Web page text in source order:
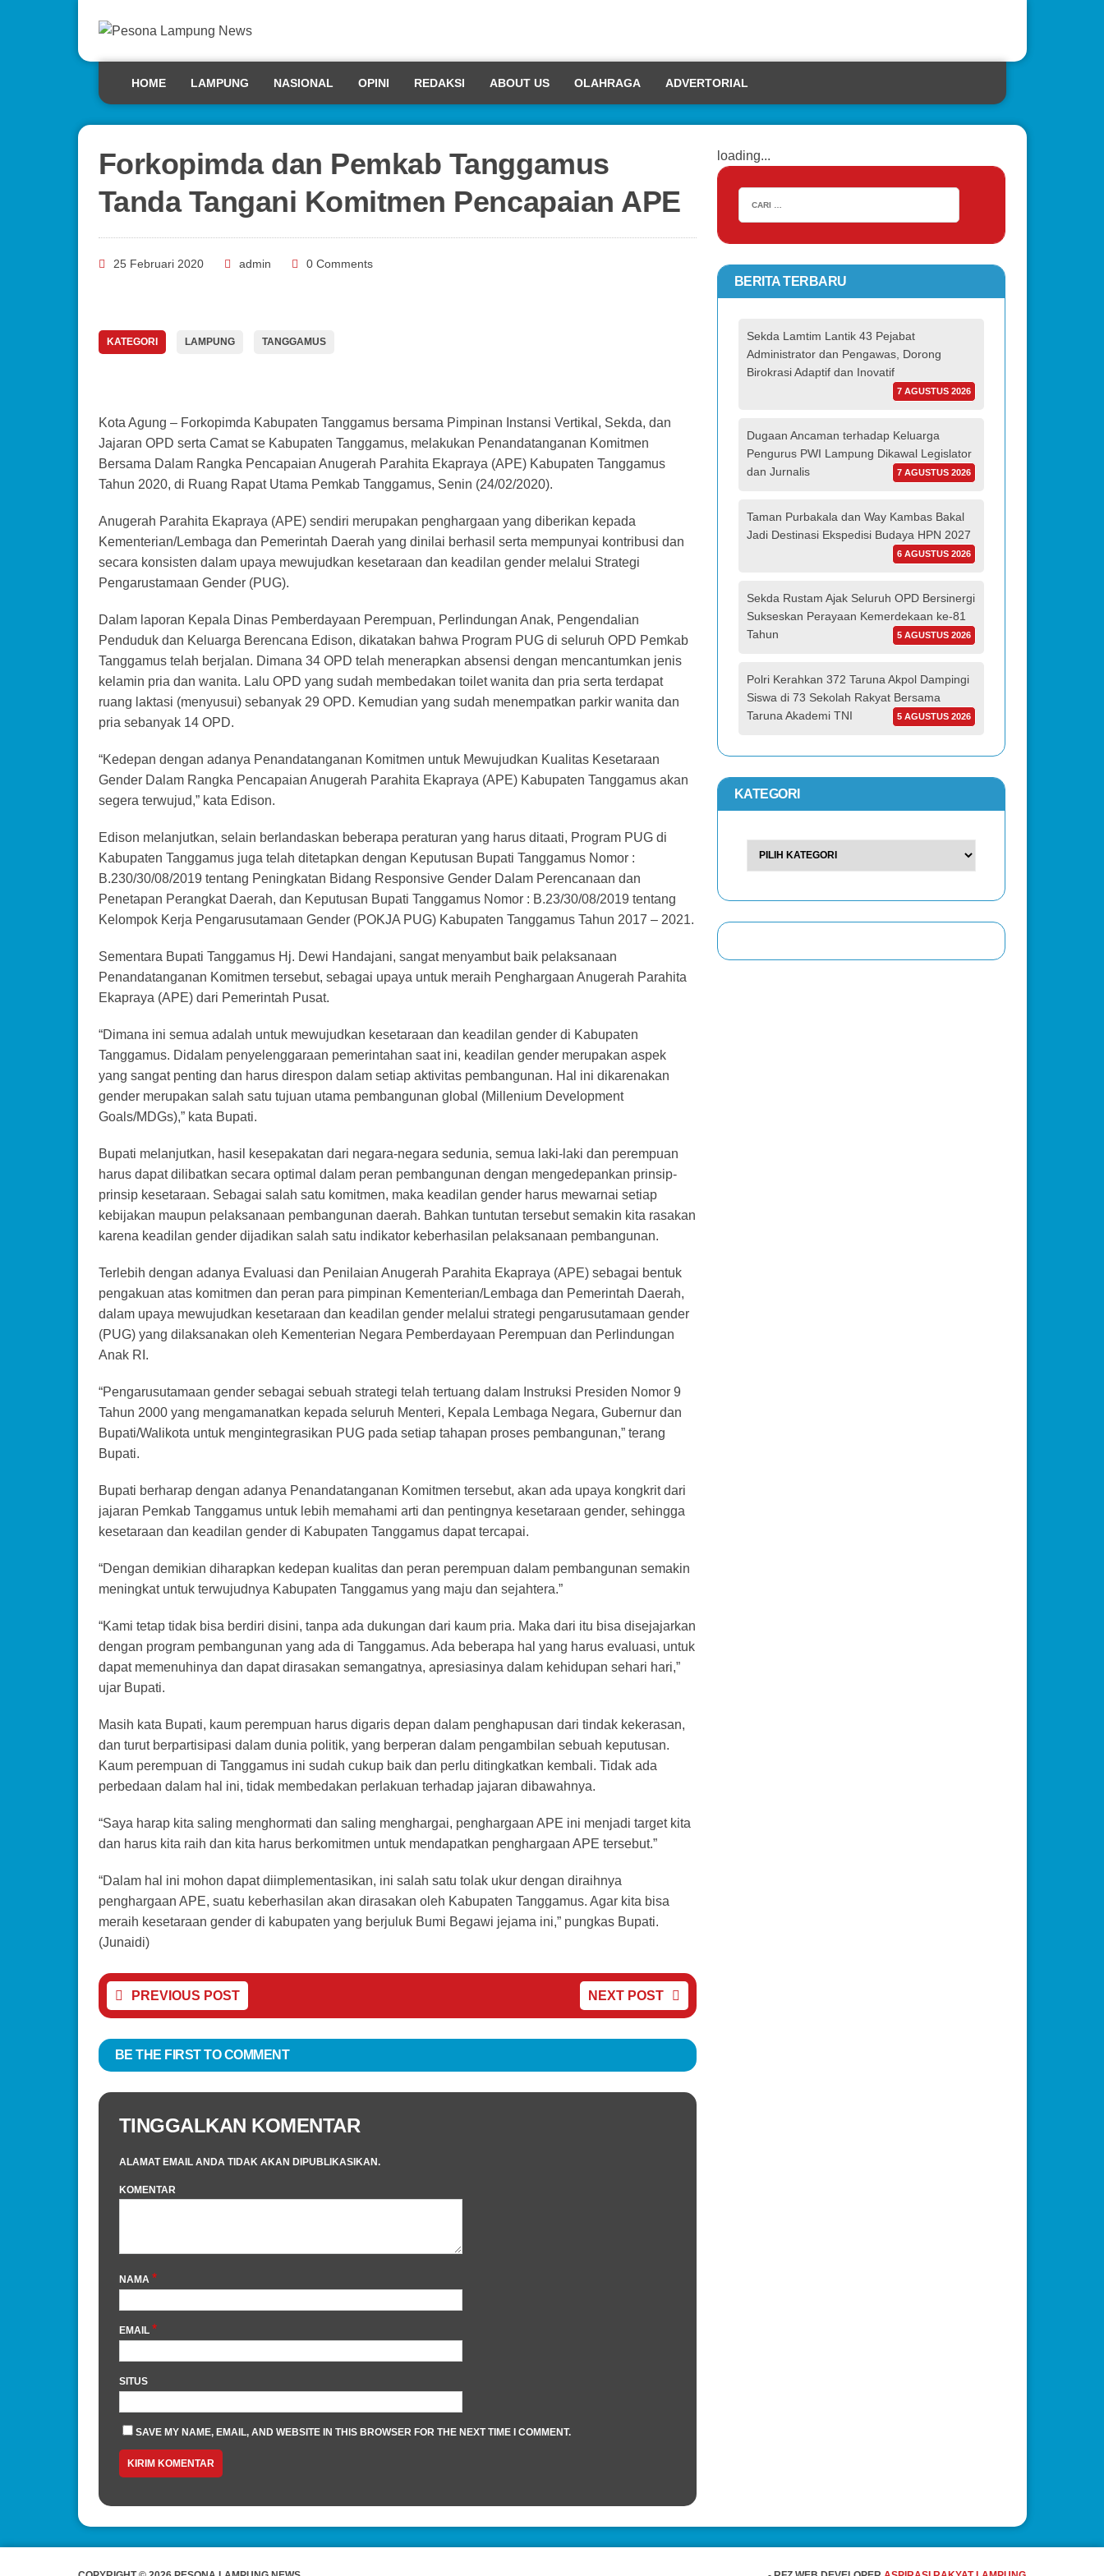
HOME LAMPUNG NASIONAL OPINI REDAKSI ABOUT US OLAHRAGA ADVERTORIAL
Forkopimda dan Pemkab Tanggamus
Tanda Tangani Komitmen Pencapaian APE
25 Februari 2020 admin 0 Comments
KATEGORI LAMPUNG TANGGAMUS
Kota Agung – Forkopimda Kabupaten Tanggamus bersama Pimpinan Instansi Vertikal, Sekda, dan
Jajaran OPD serta Camat se Kabupaten Tanggamus, melakukan Penandatanganan Komitmen
Bersama Dalam Rangka Pencapaian Anugerah Parahita Ekapraya (APE) Kabupaten Tanggamus
Tahun 2020, di Ruang Rapat Utama Pemkab Tanggamus, Senin (24/02/2020).
Anugerah Parahita Ekapraya (APE) sendiri merupakan penghargaan yang diberikan kepada
Kementerian/Lembaga dan Pemerintah Daerah yang dinilai berhasil serta mempunyai kontribusi dan
secara konsisten dalam upaya mewujudkan kesetaraan dan keadilan gender melalui Strategi
Pengarustamaan Gender (PUG).
Dalam laporan Kepala Dinas Pemberdayaan Perempuan, Perlindungan Anak, Pengendalian
Penduduk dan Keluarga Berencana Edison, dikatakan bahwa Program PUG di seluruh OPD Pemkab
Tanggamus telah berjalan. Dimana 34 OPD telah menerapkan absensi dengan mencantumkan jenis
kelamin pria dan wanita. Lalu OPD yang sudah membedakan toilet wanita dan pria serta terdapat
ruang laktasi (menyusui) sebanyak 29 OPD. Kemudian yang sudah menempatkan parkir wanita dan
pria sebanyak 14 OPD.
“Kedepan dengan adanya Penandatanganan Komitmen untuk Mewujudkan Kualitas Kesetaraan
Gender Dalam Rangka Pencapaian Anugerah Parahita Ekapraya (APE) Kabupaten Tanggamus akan
segera terwujud,” kata Edison.
Edison melanjutkan, selain berlandaskan beberapa peraturan yang harus ditaati, Program PUG di
Kabupaten Tanggamus juga telah ditetapkan dengan Keputusan Bupati Tanggamus Nomor :
B.230/30/08/2019 tentang Peningkatan Bidang Responsive Gender Dalam Perencanaan dan
Penetapan Perangkat Daerah, dan Keputusan Bupati Tanggamus Nomor : B.23/30/08/2019 tentang
Kelompok Kerja Pengarusutamaan Gender (POKJA PUG) Kabupaten Tanggamus Tahun 2017 – 2021.
Sementara Bupati Tanggamus Hj. Dewi Handajani, sangat menyambut baik pelaksanaan
Penandatanganan Komitmen tersebut, sebagai upaya untuk meraih Penghargaan Anugerah Parahita
Ekapraya (APE) dari Pemerintah Pusat.
“Dimana ini semua adalah untuk mewujudkan kesetaraan dan keadilan gender di Kabupaten
Tanggamus. Didalam penyelenggaraan pemerintahan saat ini, keadilan gender merupakan aspek
yang sangat penting dan harus direspon dalam setiap aktivitas pembangunan. Hal ini dikarenakan
gender merupakan salah satu tujuan utama pembangunan global (Millenium Development
Goals/MDGs),” kata Bupati.
Bupati melanjutkan, hasil kesepakatan dari negara-negara sedunia, semua laki-laki dan perempuan
harus dapat dilibatkan secara optimal dalam peran pembangunan dengan mengedepankan prinsip-
prinsip kesetaraan. Sebagai salah satu komitmen, maka keadilan gender harus mewarnai setiap
kebijakan maupun pelaksanaan pembangunan daerah. Bahkan tuntutan tersebut semakin kita rasakan
karena keadilan gender dijadikan salah satu indikator keberhasilan pelaksanaan pembangunan.
Terlebih dengan adanya Evaluasi dan Penilaian Anugerah Parahita Ekapraya (APE) sebagai bentuk
pengakuan atas komitmen dan peran para pimpinan Kementerian/Lembaga dan Pemerintah Daerah,
dalam upaya mewujudkan kesetaraan dan keadilan gender melalui strategi pengarusutamaan gender
(PUG) yang dilaksanakan oleh Kementerian Negara Pemberdayaan Perempuan dan Perlindungan
Anak RI.
“Pengarusutamaan gender sebagai sebuah strategi telah tertuang dalam Instruksi Presiden Nomor 9
Tahun 2000 yang mengamanatkan kepada seluruh Menteri, Kepala Lembaga Negara, Gubernur dan
Bupati/Walikota untuk mengintegrasikan PUG pada setiap tahapan proses pembangunan,” terang
Bupati.
Bupati berharap dengan adanya Penandatanganan Komitmen tersebut, akan ada upaya kongkrit dari
jajaran Pemkab Tanggamus untuk lebih memahami arti dan pentingnya kesetaraan gender, sehingga
kesetaraan dan keadilan gender di Kabupaten Tanggamus dapat tercapai.
“Dengan demikian diharapkan kedepan kualitas dan peran perempuan dalam pembangunan semakin
meningkat untuk terwujudnya Kabupaten Tanggamus yang maju dan sejahtera.”
“Kami tetap tidak bisa berdiri disini, tanpa ada dukungan dari kaum pria. Maka dari itu bisa disejajarkan
dengan program pembangunan yang ada di Tanggamus. Ada beberapa hal yang harus evaluasi, untuk
dapat memenuhinya dan dapat dirasakan semangatnya, apresiasinya dalam kehidupan sehari hari,”
ujar Bupati.
Masih kata Bupati, kaum perempuan harus digaris depan dalam penghapusan dari tindak kekerasan,
dan turut berpartisipasi dalam dunia politik, yang berperan dalam pengambilan sebuah keputusan.
Kaum perempuan di Tanggamus ini sudah cukup baik dan perlu ditingkatkan kembali. Tidak ada
perbedaan dalam hal ini, tidak membedakan perlakuan terhadap jajaran dibawahnya.
“Saya harap kita saling menghormati dan saling menghargai, penghargaan APE ini menjadi target kita
dan harus kita raih dan kita harus berkomitmen untuk mendapatkan penghargaan APE tersebut.”
“Dalam hal ini mohon dapat diimplementasikan, ini salah satu tolak ukur dengan diraihnya
penghargaan APE, suatu keberhasilan akan dirasakan oleh Kabupaten Tanggamus. Agar kita bisa
meraih kesetaraan gender di kabupaten yang berjuluk Bumi Begawi jejama ini,” pungkas Bupati.
(Junaidi)
PREVIOUS POST NEXT POST
BE THE FIRST TO COMMENT
TINGGALKAN KOMENTAR
ALAMAT EMAIL ANDA TIDAK AKAN DIPUBLIKASIKAN.
KOMENTAR
NAMA *
EMAIL *
SITUS
SAVE MY NAME, EMAIL, AND WEBSITE IN THIS BROWSER FOR THE NEXT TIME I COMMENT.
loading...
BERITA TERBARU
Sekda Lamtim Lantik 43 Pejabat
Administrator dan Pengawas, Dorong
Birokrasi Adaptif dan Inovatif
7 AGUSTUS 2026
Dugaan Ancaman terhadap Keluarga
Pengurus PWI Lampung Dikawal Legislator
dan Jurnalis
7 AGUSTUS 2026
Taman Purbakala dan Way Kambas Bakal
Jadi Destinasi Ekspedisi Budaya HPN 2027
6 AGUSTUS 2026
Sekda Rustam Ajak Seluruh OPD Bersinergi
Sukseskan Perayaan Kemerdekaan ke-81
Tahun
5 AGUSTUS 2026
Polri Kerahkan 372 Taruna Akpol Dampingi
Siswa di 73 Sekolah Rakyat Bersama
Taruna Akademi TNI
5 AGUSTUS 2026
KATEGORI